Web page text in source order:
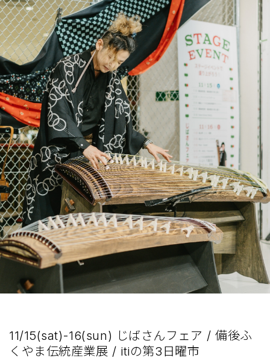
11/15(sat)-16(sun) じばさんフェア / 備後ふ
くやま伝統産業展 / itiの第3日曜市